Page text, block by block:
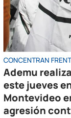
CONCENTRAN
Ademu
este jueves
Montevideo
agresión